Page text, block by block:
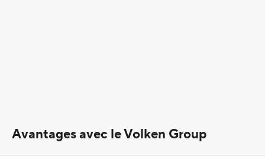
Avantages avec le Volken Group